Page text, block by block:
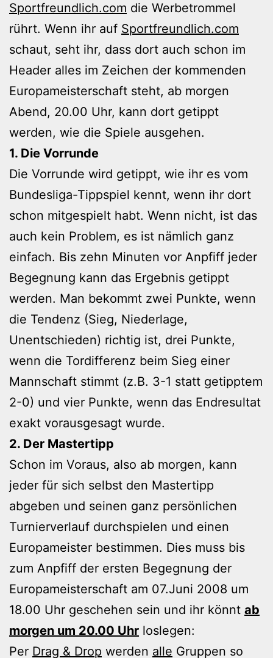
Sportfreundlich.com die Werbetrommel
rührt. Wenn ihr auf Sportfreundlich.com
schaut, seht ihr, dass dort auch schon im
Header alles im Zeichen der kommenden
Europameisterschaft steht, ab morgen
Abend, 20.00 Uhr, kann dort getippt
werden, wie die Spiele ausgehen.
1. Die Vorrunde
Die Vorrunde wird getippt, wie ihr es vom
Bundesliga-Tippspiel kennt, wenn ihr dort
schon mitgespielt habt. Wenn nicht, ist das
auch kein Problem, es ist nämlich ganz
einfach. Bis zehn Minuten vor Anpfiff jeder
Begegnung kann das Ergebnis getippt
werden. Man bekommt zwei Punkte, wenn
die Tendenz (Sieg, Niederlage,
Unentschieden) richtig ist, drei Punkte,
wenn die Tordifferenz beim Sieg einer
Mannschaft stimmt (z.B. 3-1 statt getipptem
2-0) und vier Punkte, wenn das Endresultat
exakt vorausgesagt wurde.
2. Der Mastertipp
Schon im Voraus, also ab morgen, kann
jeder für sich selbst den Mastertipp
abgeben und seinen ganz persönlichen
Turnierverlauf durchspielen und einen
Europameister bestimmen. Dies muss bis
zum Anpfiff der ersten Begegnung der
Europameisterschaft am 07.Juni 2008 um
18.00 Uhr geschehen sein und ihr könnt ab
morgen um 20.00 Uhr loslegen:
Per Drag & Drop werden alle Gruppen so